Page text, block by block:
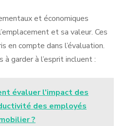
et économiques
et sa valeur. Ces
en compte dans l’évaluation.
à garder à l’esprit incluent :
évaluer l'impact des
des employés
?